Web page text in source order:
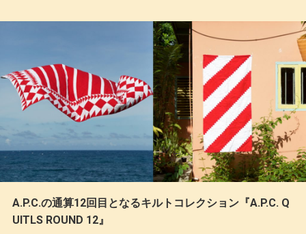
A.P.C.の通算12回目となるキルトコレクション『A.P.C. Q
UITLS ROUND 12』